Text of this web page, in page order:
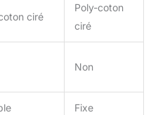
ciré
Poly-coton
ciré
Non
Fixe